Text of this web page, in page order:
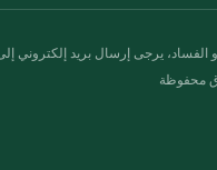
الفساد، يرجى إرسال بريد إلكتروني